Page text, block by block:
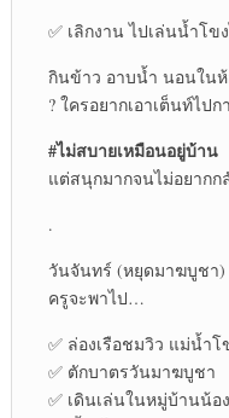
✅ เลิกงาน ไปเล่นน้ำโข
กินข้าว อาบน้ำ นอนในห้
?️ ใครอยากเอาเต็นท์ไปก
#ไม่สบายเหมือนอยู่บ้าน
แต่สนุกมากจนไม่อยากก
.
วันจันทร์ (หยุดมาฆบูชา)
ครูจะพาไป…
✅ ล่องเรือชมวิว แม่น้ำโ
✅ ตักบาตรวันมาฆบูชา
✅ เดินเล่นในหมู่บ้านน้อ